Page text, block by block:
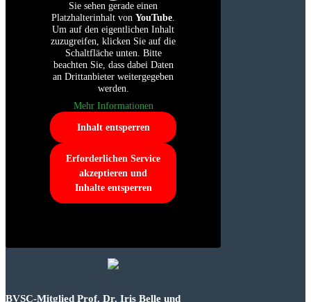
Sie sehen gerade einen
Platzhalterinhalt von YouTube.
Um auf den eigentlichen Inhalt
zuzugreifen, klicken Sie auf die
Schaltfläche unten. Bitte
beachten Sie, dass dabei Daten
an Drittanbieter weitergegeben
werden.
Mehr Informationen
Inhalt entsperren
Erforderlichen Service
akzeptieren und
Inhalte entsperren
BVSC-Mitglied Prof. Dr. Iris Belle und